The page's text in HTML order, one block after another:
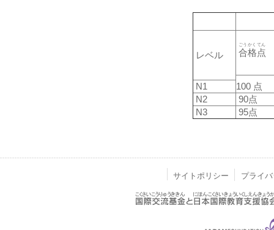
レベル 合
ごう
格
かく
点
てん
N1
100 点
N2
90点
N3
95点
サイトポリシー プライ